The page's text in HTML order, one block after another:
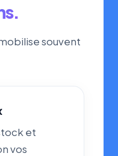
souvent
et
vos